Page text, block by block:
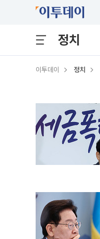
정치
이투데이 정치